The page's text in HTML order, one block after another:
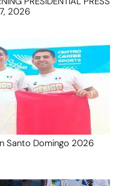
2026
Santo Domingo 2026